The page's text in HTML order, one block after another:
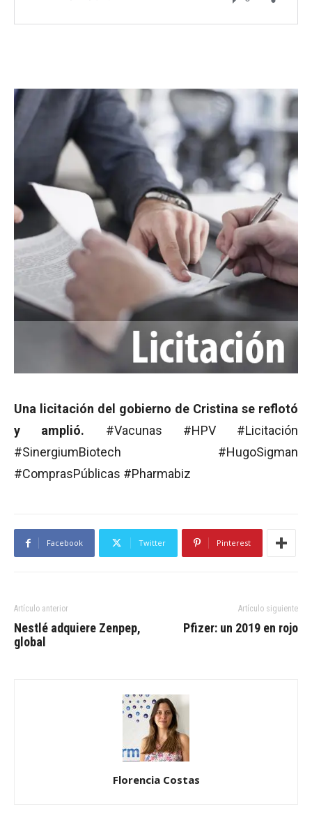
Una licitación del gobierno de Cristina se reflotó
y amplió. #Vacunas #HPV #Licitación
#SinergiumBiotech #HugoSigman
#ComprasPúblicas #Pharmabiz
Facebook Twitter Pinterest
Artículo anterior
Nestlé adquiere Zenpep,
global
Artículo siguiente
Pfizer: un 2019 en rojo
Florencia Costas